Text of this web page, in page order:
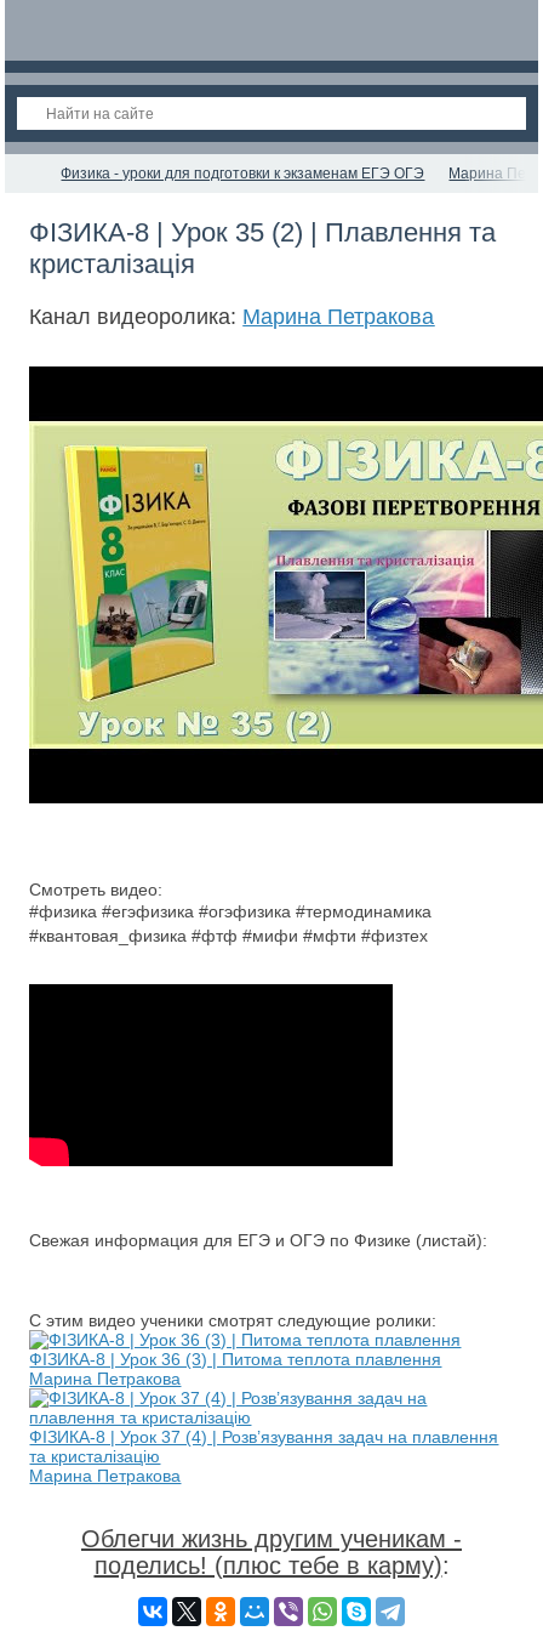
Физика - уроки для подготовки к экзаменам ЕГЭ ОГЭ Марина
ФІЗИКА-8 | Урок 35 (2) | Плавлення та
кристалізація
Канал видеоролика: Марина Петракова
Смотреть видео:
#физика #егэфизика #огэфизика #термодинамика
#квантовая_физика #фтф #мифи #мфти #физтех
Свежая информация для ЕГЭ и ОГЭ по Физике (листай):
С этим видео ученики смотрят следующие ролики:
ФІЗИКА-8 | Урок 36 (3) | Питома теплота плавлення
Марина Петракова
ФІЗИКА-8 | Урок 37 (4) | Розв’язування задач на плавлення
та кристалізацію
Марина Петракова
Облегчи жизнь другим ученикам -
поделись! (плюс тебе в карму):